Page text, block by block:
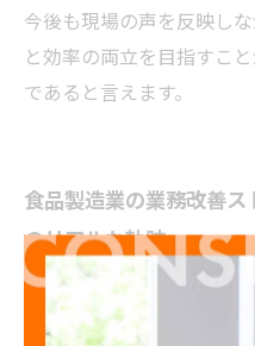
今後も現場の声を反映し
と効率の両立を目指すこ
であると言えます。
食品製造業の業務改善
のリアルな軌跡
食品製造業では、厳しい
つ、効率的な生産体制を